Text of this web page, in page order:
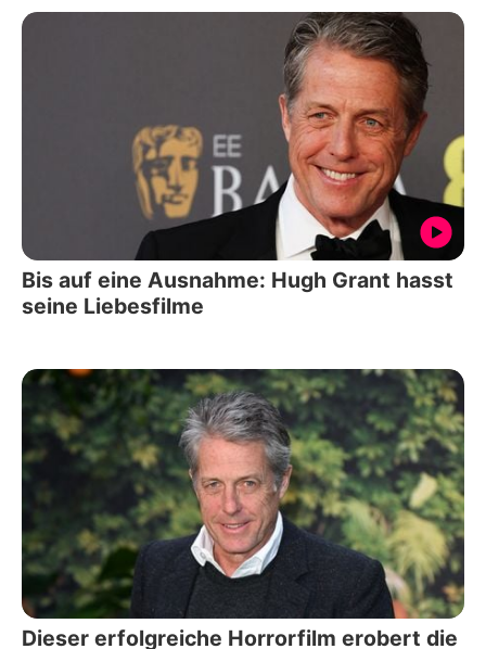
Bis auf eine Ausnahme: Hugh Grant hasst
seine Liebesfilme
Dieser erfolgreiche Horrorfilm erobert die